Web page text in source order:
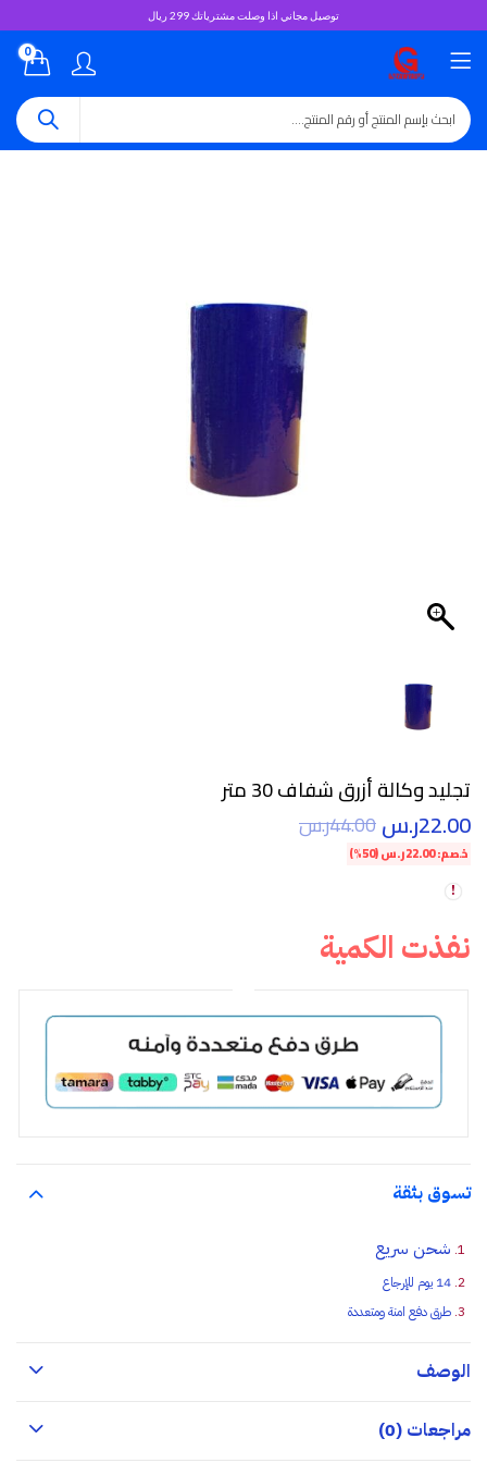
توصيل مجاني اذا وصلت مشترياتك 299 ريال
0
تجليد وكالة أزرق شفاف 30 متر
22.00ر.س44.00ر.س
خصم:22.00ر.س(50%)
نفذت الكمية
تسوق بثقة
شحن سريع
14 يوم للإرجاع
طرق دفع امنة ومتعددة
الوصف
مراجعات (0)